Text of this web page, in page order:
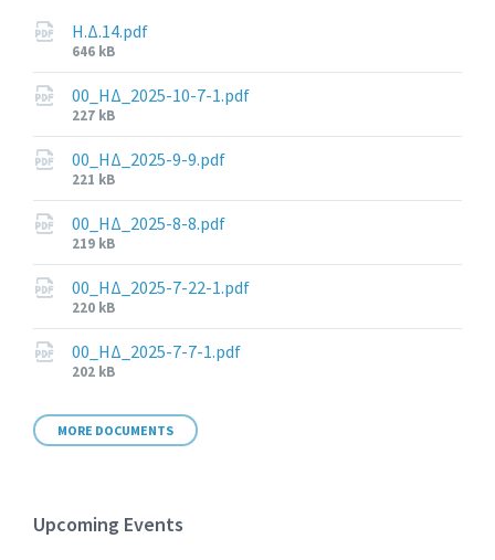
Η.Δ.14.pdf
File
size:
646 kB
00_ΗΔ_2025-10-7-1.pdf
File
size:
227 kB
00_ΗΔ_2025-9-9.pdf
File
size:
221 kB
00_ΗΔ_2025-8-8.pdf
File
size:
219 kB
00_ΗΔ_2025-7-22-1.pdf
File
size:
220 kB
00_ΗΔ_2025-7-7-1.pdf
File
202 kB
MORE DOCUMENTS
Upcoming Events